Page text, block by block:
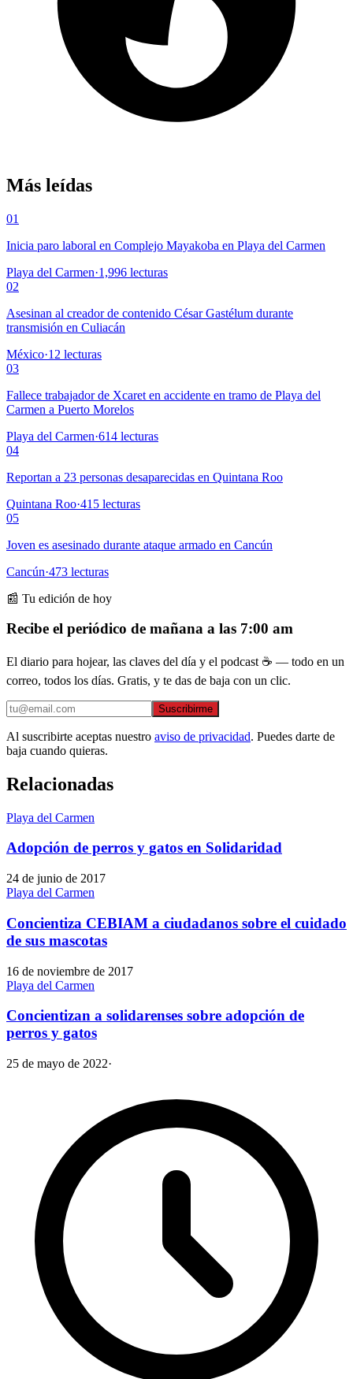
Más leídas
01
Inicia paro laboral en Complejo Mayakoba en Playa del Carmen
Playa del Carmen·1,996 lecturas
02
Asesinan al creador de contenido César Gastélum durante
transmisión en Culiacán
México·12 lecturas
03
Fallece trabajador de Xcaret en accidente en tramo de Playa del
Carmen a Puerto Morelos
Playa del Carmen·614 lecturas
04
Reportan a 23 personas desaparecidas en Quintana Roo
Quintana Roo·415 lecturas
05
Joven es asesinado durante ataque armado en Cancún
Cancún·473 lecturas
📰 Tu edición de hoy
Recibe el periódico de mañana a las 7:00 am
El diario para hojear, las claves del día y el podcast ☕ — todo en un
correo, todos los días. Gratis, y te das de baja con un clic.
Suscribirme
Al suscribirte aceptas nuestro aviso de privacidad. Puedes darte de
baja cuando quieras.
Relacionadas
Playa del Carmen
Adopción de perros y gatos en Solidaridad
24 de junio de 2017
Playa del Carmen
Concientiza CEBIAM a ciudadanos sobre el cuidado
de sus mascotas
16 de noviembre de 2017
Playa del Carmen
Concientizan a solidarenses sobre adopción de
perros y gatos
25 de mayo de 2022·